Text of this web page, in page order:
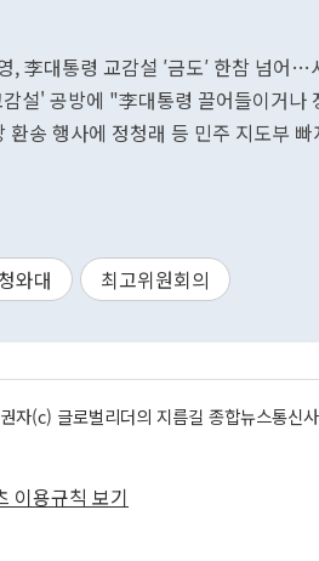
, 李대통령 교감설 ′금도′ 한참 넘어…
설' 공방에 "李대통령 끌어들이거나
환송 행사에 정청래 등 민주 지도부
청와대 최고위원회의
자(c) 글로벌리더의 지름길 종합뉴스통
이용규칙 보기